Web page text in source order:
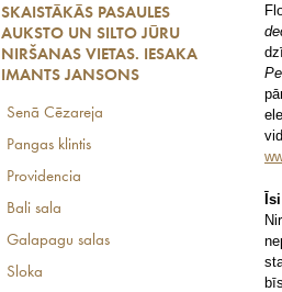
NIRŠANAS VIETAS. IESAKA
IMANTS JANSONS
SKAISTĀKĀS PASAULES
AUKSTO UN SILTO JŪRU
NIRŠANAS VIETAS. IESAKA
IMANTS JANSONS
Senā Cēzareja
Pangas klintis
Providencia
Bali sala
Galapagu salas
Sloka